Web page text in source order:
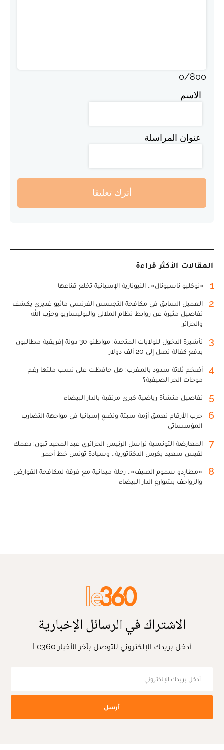
0/800
الاسم
عنوان المراسلة
أترك تعليقا
المقالات الأكثر قراءة
1 «نوكليو ناسيونال».. النيونازية الإسبانية تخلع قناعها
2
العميل السابق في مكافحة التجسس الفرنسي ماثيو غديري يكشف
تفاصيل مثيرة عن روابط نظام الملالي والبوليساريو وحزب الله
والجزائر
3
تأشيرة الدخول للولايات المتحدة: مواطنو 30 دولة إفريقية مطالبون
بدفع كفالة تصل إلى 20 ألف دولار
4
أضخم ثلاثة سدود بالمغرب: هل حافظت على نسب ملئها رغم
موجات الحر الصيفية؟
5 تفاصيل منشأة رياضية كبرى مرتقبة بالدار البيضاء
6
حرب الأرقام تعمق أزمة سبتة وتضع إسبانيا في مواجهة التضارب
المؤسساتي
7
المعارضة التونسية تراسل الرئيس الجزائري عبد المجيد تبون: دعمك
لقيس سعيد يكرس الدكتاتورية.. وسيادة تونس خط أحمر
8
«مطارِدو سموم الصيف».. رحلة ميدانية مع فرقة لمكافحة القوارض
والزواحف بشوارع الدار البيضاء
الاشتراك في الرسائل الإخبارية
أدخل بريدك الإلكتروني للتوصل بآخر الأخبار Le360
أرسل